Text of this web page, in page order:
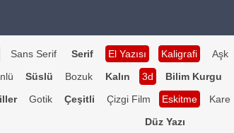
Sans Serif Serif El Yazısı Kaligrafi Aşk
Süslü Bozuk Kalın 3d Bilim Kurgu
Gotik Çeşitli Çizgi Film Eskitme Kare
Düz Yazı